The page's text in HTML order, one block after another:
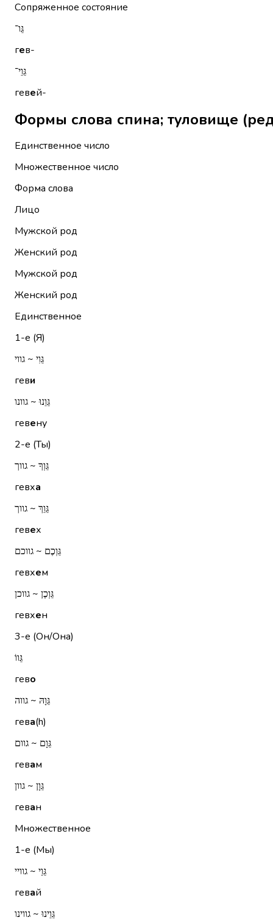
Сопряженное состояние
גֵּו־
гев-
גֵּוֵי־
гевей-
Единственное число
Множественное число
Форма слова
Лицо
Мужской род
Женский род
Мужской род
Женский род
Единственное
1-е (Я)
גֵּוִי ~ גווי
геви
גֵּוֵנוּ ~ גוונו
гевену
2-е (Ты)
גֵּוְךָ ~ גווך
гевха
גֵּוֵךְ ~ גווך
гевех
גֵּוְכֶם ~ גווכם
гевхем
גֵּוְכֶן ~ גווכן
гевхен
3-е (Он/Она)
גֵּווֹ
гево
גֵּוָהּ ~ גווה
гева(h)
גֵּוָם ~ גוום
гевам
גֵּוָן ~ גוון
геван
Множественное
1-е (Мы)
גֵּוַי ~ גוויי
гевай
גֵּוֵינוּ ~ גווינו